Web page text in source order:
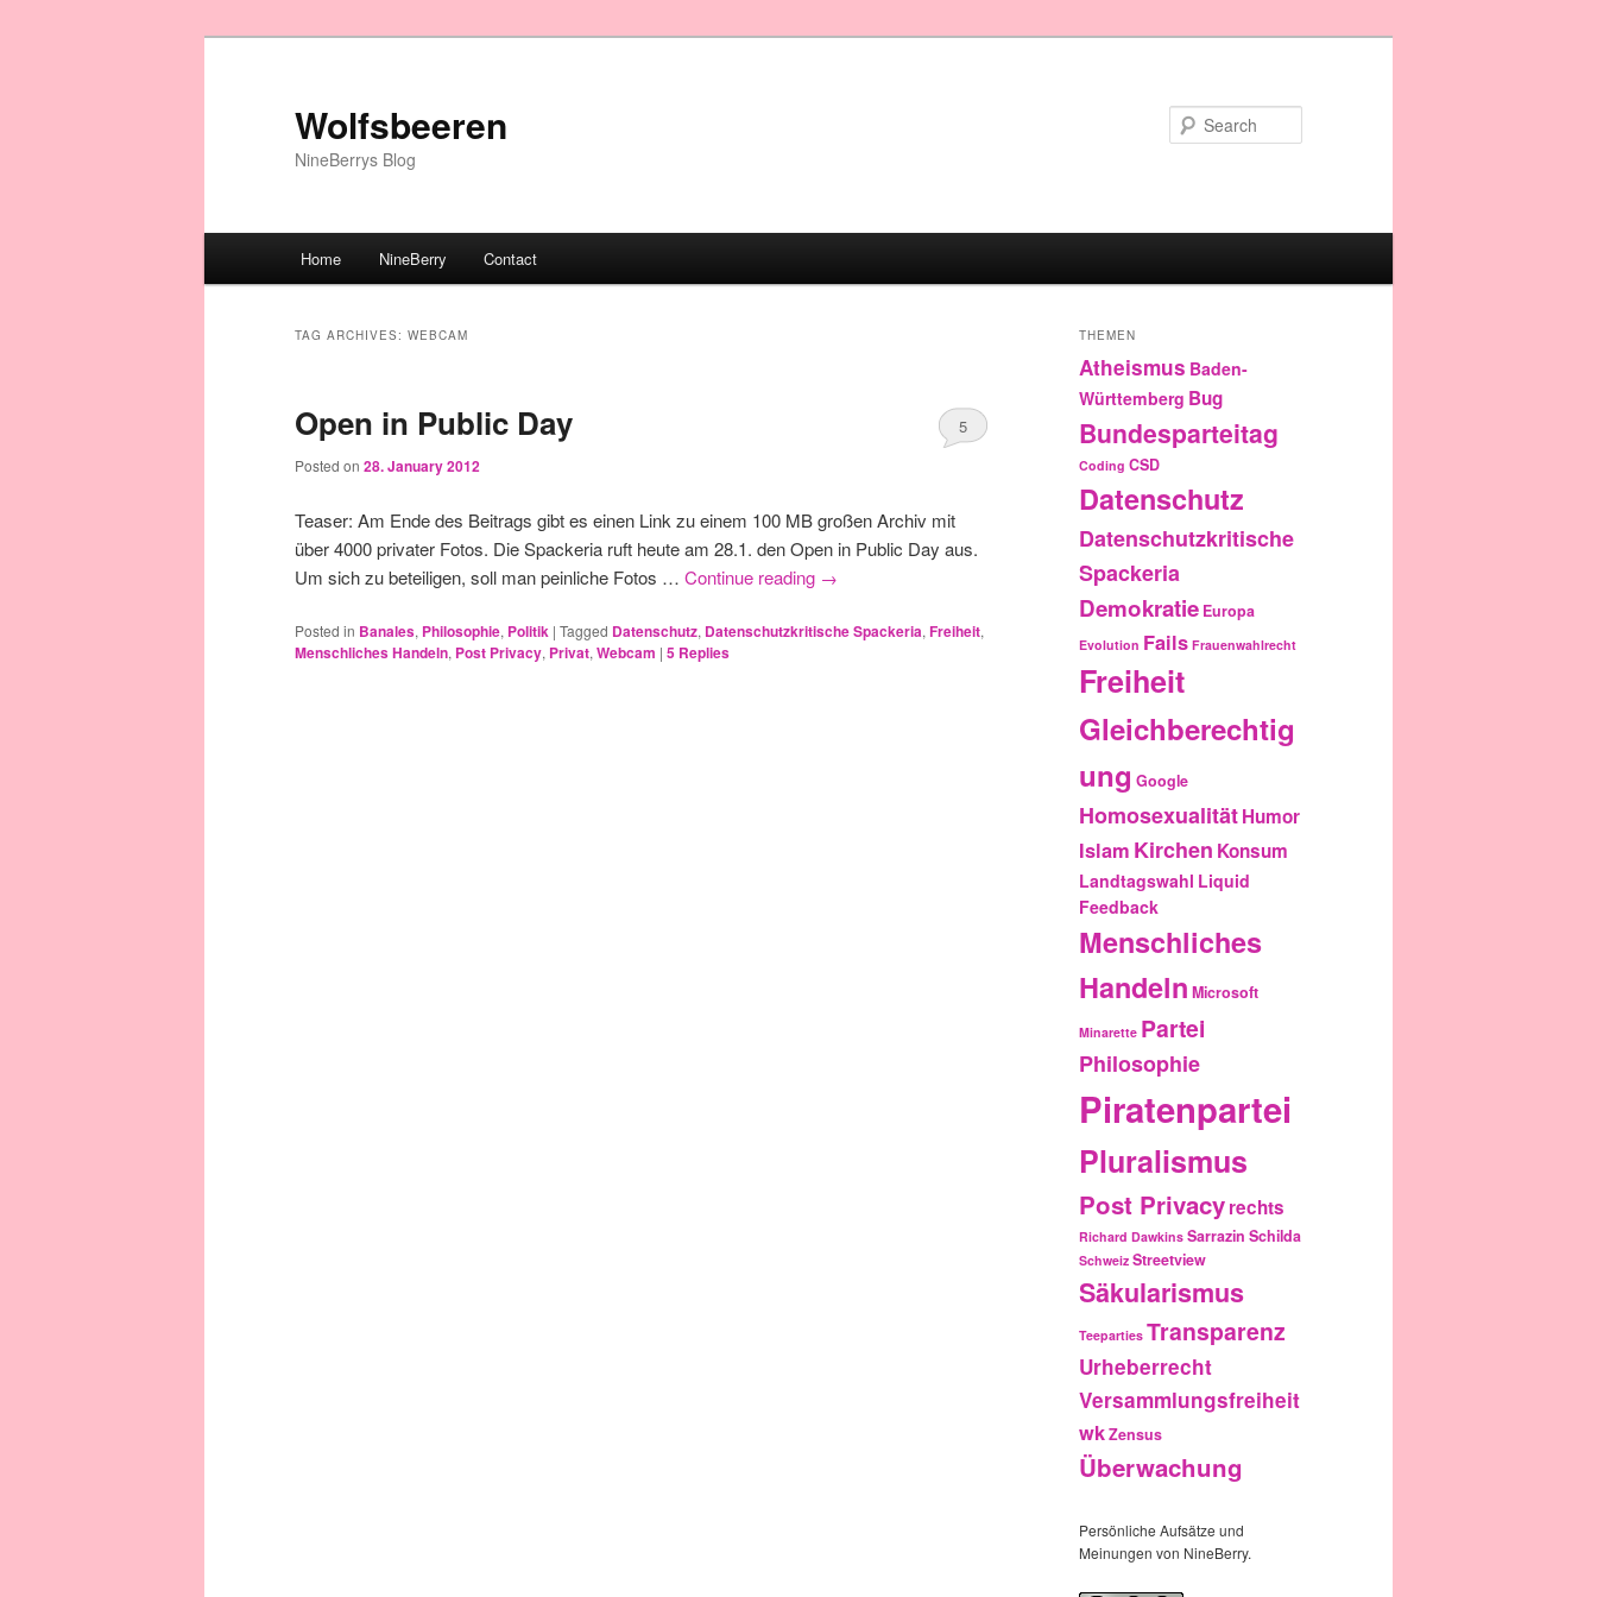
Wolfsbeeren
NineBerrys Blog
Skip to primary content
Skip to secondary content
Home NineBerry Contact
TAG ARCHIVES: WEBCAM
Open in Public Day
Posted on 28. January 2012
5
Teaser: Am Ende des Beitrags gibt es einen Link zu einem 100 MB großen Archiv mit
über 4000 privater Fotos. Die Spackeria ruft heute am 28.1. den Open in Public Day aus.
Um sich zu beteiligen, soll man peinliche Fotos … Continue reading →
Posted in Banales, Philosophie, Politik | Tagged Datenschutz, Datenschutzkritische Spackeria, Freiheit,
Menschliches Handeln, Post Privacy, Privat, Webcam | 5 Replies
THEMEN
Atheismus Baden-
Württemberg Bug
Bundesparteitag
Coding CSD
Datenschutz
Datenschutzkritische
Spackeria
Demokratie Europa
Evolution Fails Frauenwahlrecht
Freiheit
Gleichberechtig
ung Google
HomosexualitätHumor
Islam Kirchen Konsum
Landtagswahl Liquid
Feedback
Menschliches
Handeln Microsoft
Minarette Partei
Philosophie
Piratenpartei
Pluralismus
Post Privacyrechts
Richard Dawkins Sarrazin Schilda
Schweiz Streetview
Säkularismus
Teeparties Transparenz
Urheberrecht
Versammlungsfreiheit
wkZensus
Überwachung
Persönliche Aufsätze und
Meinungen von NineBerry.